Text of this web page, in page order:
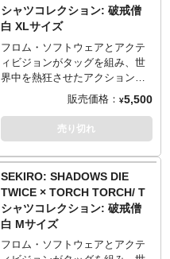
TORCH TORCH OFFICIAL
https://torchtorch.jp/
／20cm）
Lサイズ （73cm／55cm／50cm
／22cm）
XLサイズ （77cm／58cm／
54cm／24cm）
60cm／26cm）
──────────────────
■マテリアル
ディ
※杢灰のみ 綿90%、ポリエステ
ル10% 5.6oz ヘビーウェイトボ
ディ
TORCH TORCH OFFICIAL
SITE： https://torchtorch.jp/
版ものシルクスクリーンを使用
してしまった謎の豪華仕様。
生地はしっかりとした厚みの5.6
オンスを採用。着心地が良く、
何度洗っても型崩れしづらく風
これも、葦名のため…
──────────────────
丈）
Sサイズ （65cm／49cm／42cm
／19cm）
Mサイズ （69cm／52cm／46cm
／20cm）
Lサイズ （73cm／55cm／50cm
シャツコレクション: 破戒僧
白 XLサイズ
フロム・ソフトウェアとアクテ
ィビジョンがタッグを組み、世
界中を熱狂させたアクション・
アドベンチャーゲーム
『SEKIRO: SHADOWS DIE
TWICE』。「TORCH TORCH」
とのコラボレーションTシャツが
プレイヤーに苦戦を強いた強敵
「破戒僧」。高笑いとともに長
刀をふるう彼女の姿を、フロ
ム・ソフトウェア作品に関する
数々のファンアートが人気のイ
販売価格： ¥5,500
売り切れ
SEKIRO: SHADOWS DIE
TWICE × TORCH TORCH/ T
シャツコレクション: 破戒僧
白 Mサイズ
フロム・ソフトウェアとアクテ